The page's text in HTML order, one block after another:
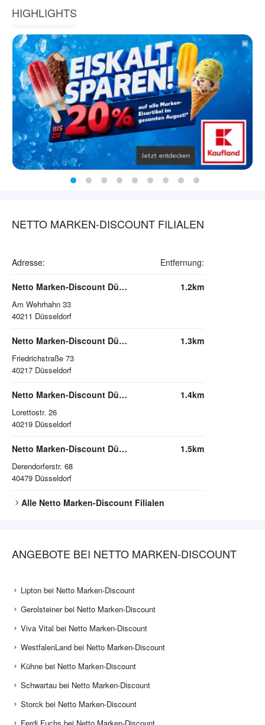
HIGHLIGHTS
NETTO MARKEN-DISCOUNT FILIALEN
Adresse: Entfernung:
Netto Marken-Discount Düsseldorf
Am Wehrhahn 33
40211 Düsseldorf
1.2km
Netto Marken-Discount Düsseldorf
Friedrichstraße 73
40217 Düsseldorf
1.3km
Netto Marken-Discount Düsseldorf
Lorettostr. 26
40219 Düsseldorf
1.4km
Netto Marken-Discount Düsseldorf
Derendorferstr. 68
40479 Düsseldorf
1.5km
Alle Netto Marken-Discount Filialen
ANGEBOTE BEI NETTO MARKEN-DISCOUNT
Lipton bei Netto Marken-Discount
Gerolsteiner bei Netto Marken-Discount
Viva Vital bei Netto Marken-Discount
WestfalenLand bei Netto Marken-Discount
Kühne bei Netto Marken-Discount
Schwartau bei Netto Marken-Discount
Storck bei Netto Marken-Discount